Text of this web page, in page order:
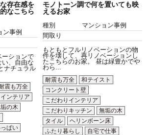
存在感を
なこちら
ン事例
ーションで
い、自由な
ナチュラル
震も万全
ンテリア
の木
ぱい
モノトーン調で何を置いても映
えるお家
種別
マンション事例
間取り
もともとフルリノベーションの物
件を壊して、再リノベーションし
たこちらのお家。 昼は緑豊かでや
わら...
耐震も万全
和テイスト
コンクリート壁
こだわりインテリア
こだわりキッチン
無垢の木
タイル
ヘリンボーン床
ふたり暮らし
自宅で仕事